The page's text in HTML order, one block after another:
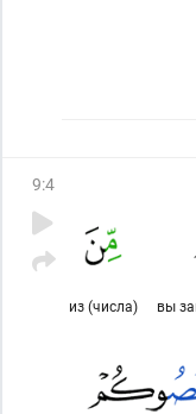
9:4
вы
из (числа)